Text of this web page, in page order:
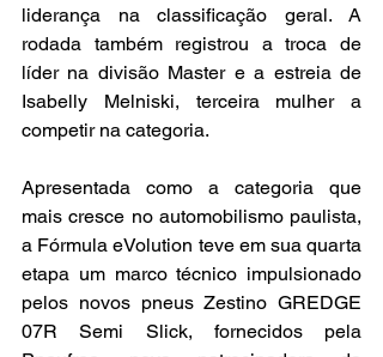
liderança na classificação geral. A
rodada também registrou a troca de
líder na divisão Master e a estreia de
Isabelly Melniski, terceira mulher a
competir na categoria.
Apresentada como a categoria que
mais cresce no automobilismo paulista,
a Fórmula eVolution teve em sua quarta
etapa um marco técnico impulsionado
pelos novos pneus Zestino GREDGE
07R Semi Slick, fornecidos pela